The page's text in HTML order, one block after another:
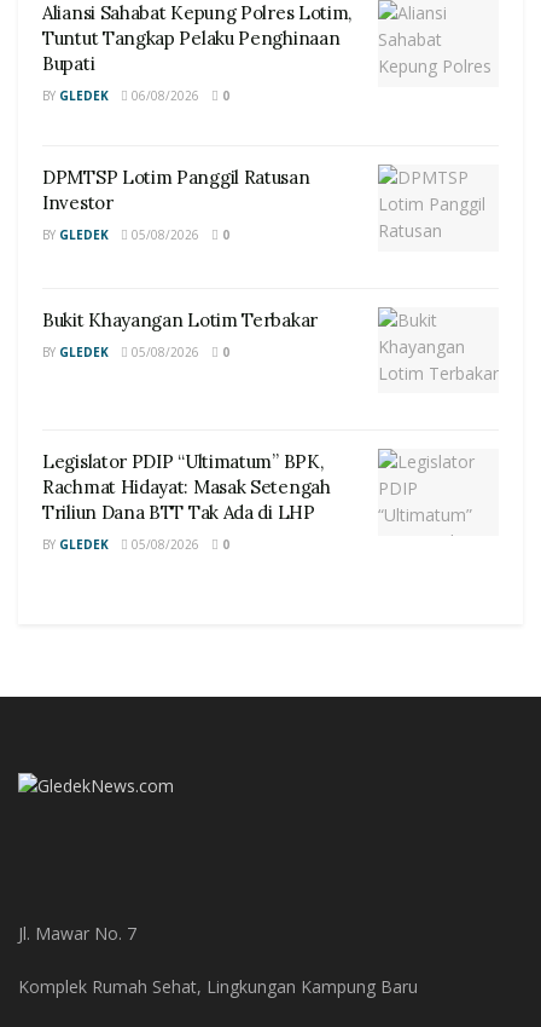
Aliansi Sahabat Kepung Polres Lotim,
Tuntut Tangkap Pelaku Penghinaan
Bupati
BY GLEDEK 06/08/2026 0
DPMTSP Lotim Panggil Ratusan
Investor
BY GLEDEK 05/08/2026 0
Bukit Khayangan Lotim Terbakar
BY GLEDEK 05/08/2026 0
Legislator PDIP “Ultimatum” BPK,
Rachmat Hidayat: Masak Setengah
Triliun Dana BTT Tak Ada di LHP
BY GLEDEK 05/08/2026 0
Jl. Mawar No. 7
Komplek Rumah Sehat, Lingkungan Kampung Baru